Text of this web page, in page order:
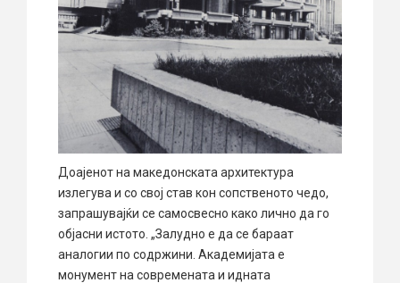
Доајенот на македонската архитектура
излегува и со свој став кон сопственото чедо,
запрашувајќи се самосвесно како лично да го
објасни истото. „Залудно е да се бараат
аналогии по содржини. Академијата е
монумент на современата и идната